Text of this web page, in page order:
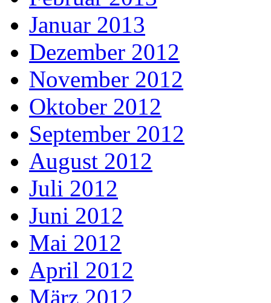
Januar 2013
Dezember 2012
November 2012
Oktober 2012
September 2012
August 2012
Juli 2012
Juni 2012
Mai 2012
April 2012
März 2012